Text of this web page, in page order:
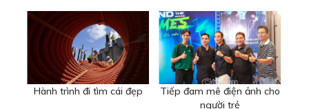
Hành trình đi tìm cái đẹp
Tiếp đam mê điện ảnh cho
người trẻ